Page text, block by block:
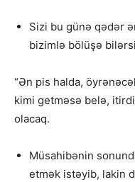
Sizi bu günə qədər
bizimlə bölüşə
“Ən pis halda,
kimi getməsə belə,
olacaq.
Müsahibənin
etmək istəyib, lakin